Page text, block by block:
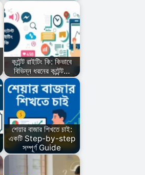
কন্টেন্ট রাইটিং কি: কিভাবে
বিভিন্ন ধরনের কন্টেন্ট…
শেয়ার বাজার শিখতে চাই:
একটি Step-by-step
সম্পূর্ণ Guide